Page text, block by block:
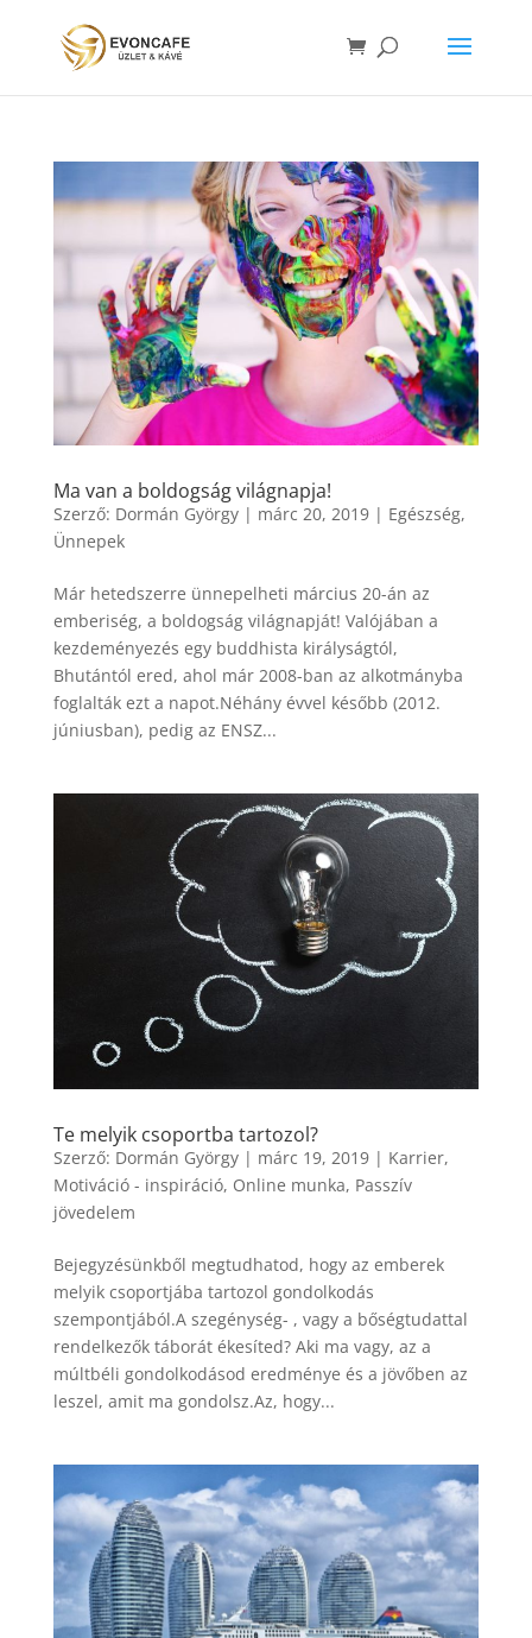
Ma van a boldogság világnapja!
Szerző: Dormán György| márc 20, 2019| Egészség,
Ünnepek
Már hetedszerre ünnepelheti március 20-án az
emberiség, a boldogság világnapját! Valójában a
kezdeményezés egy buddhista királyságtól,
Bhutántól ered, ahol már 2008-ban az alkotmányba
foglalták ezt a napot.Néhány évvel később (2012.
júniusban), pedig az ENSZ...
Te melyik csoportba tartozol?
Szerző: Dormán György| márc 19, 2019| Karrier,
Motiváció - inspiráció, Online munka, Passzív
jövedelem
Bejegyzésünkből megtudhatod, hogy az emberek
melyik csoportjába tartozol gondolkodás
szempontjából.A szegénység- , vagy a bőségtudattal
rendelkezők táborát ékesíted? Aki ma vagy, az a
múltbéli gondolkodásod eredménye és a jövőben az
leszel, amit ma gondolsz.Az, hogy...